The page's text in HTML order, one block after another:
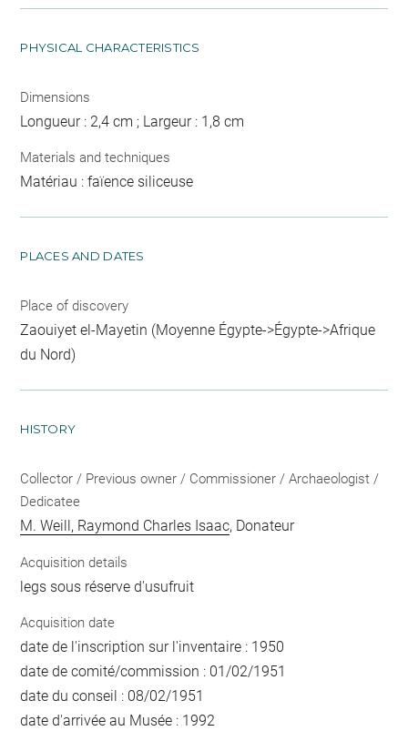
PHYSICAL CHARACTERISTICS
Dimensions
Longueur : 2,4 cm ; Largeur : 1,8 cm
Materials and techniques
Matériau : faïence siliceuse
PLACES AND DATES
Place of discovery
Zaouiyet el-Mayetin (Moyenne Égypte->Égypte->Afrique
du Nord)
HISTORY
Collector / Previous owner / Commissioner / Archaeologist /
Dedicatee
M. Weill, Raymond Charles Isaac, Donateur
Acquisition details
legs sous réserve d'usufruit
Acquisition date
date de l'inscription sur l'inventaire : 1950
date de comité/commission : 01/02/1951
date du conseil : 08/02/1951
date d'arrivée au Musée : 1992